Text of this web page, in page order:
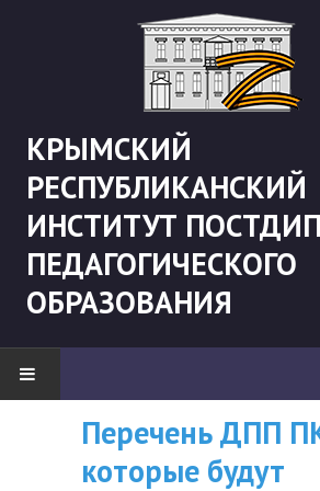
КРЫМСКИЙ
РЕСПУБЛИКАНСКИЙ
ИНСТИТУТ
ПЕДАГОГИЧЕСКОГО
ОБРАЗОВАНИЯ
НОВОСТИ
"Боевая" русистика
Перечень
которые
организации